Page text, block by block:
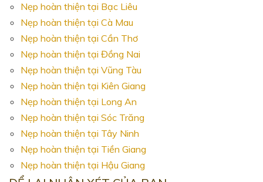
Nẹp hoàn thiện tại Bạc Liêu
Nẹp hoàn thiện tại Cà Mau
Nẹp hoàn thiện tại Cần Thơ
Nẹp hoàn thiện tại Đồng Nai
Nẹp hoàn thiện tại Vũng Tàu
Nẹp hoàn thiện tại Kiên Giang
Nẹp hoàn thiện tại Long An
Nẹp hoàn thiện tại Sóc Trăng
Nẹp hoàn thiện tại Tây Ninh
Nẹp hoàn thiện tại Tiền Giang
Nẹp hoàn thiện tại Hậu Giang